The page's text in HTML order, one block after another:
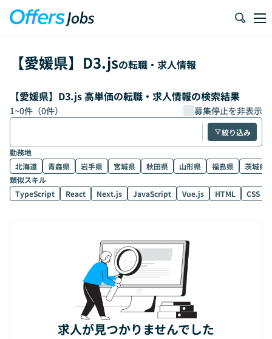
【愛媛県】 D3.jsの転職・求人情報
【愛媛県】D3.js 高単価の転職・求人情報の検索結果
1~0件（0件） 募集停止を非表示
絞り込み
勤務地
北海道
青森県 岩手県 宮城県 秋田県 山形県 福島県
茨城県
類似スキル
TypeScript
React Next.js JavaScript Vue.js HTML CSS
求人が見つかりませんでした